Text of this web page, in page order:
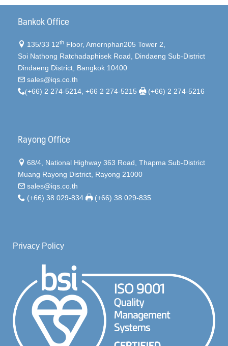
Bankok Office
135/33 12th Floor, Amornphan205 Tower 2,
Soi Nathong Ratchadaphisek Road, Dindaeng Sub-District
Dindaeng District, Bangkok 10400
sales@iqs.co.th
(+66) 2 274-5214, +66 2 274-5215 (+66) 2 274-5216
Rayong Office
68/4, National Highway 363 Road, Thapma Sub-District
Muang Rayong District, Rayong 21000
sales@iqs.co.th
(+66) 38 029-834
(+66) 38 029-835
Privacy Policy